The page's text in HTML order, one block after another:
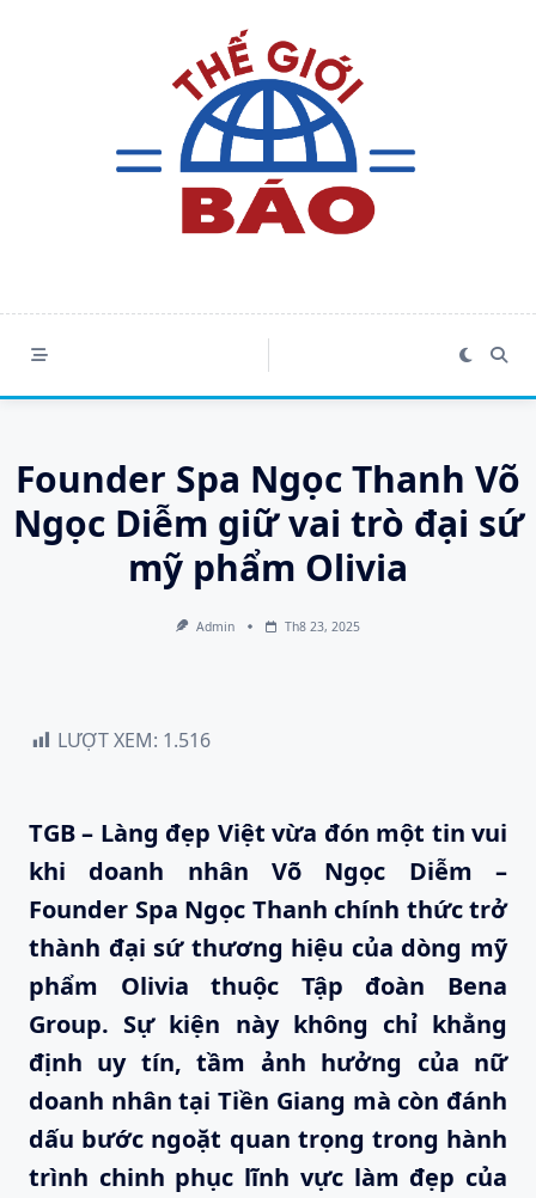
Founder Spa Ngọc Thanh Võ
Ngọc Diễm giữ vai trò đại sứ
mỹ phẩm Olivia
Admin Th8 23, 2025
LƯỢT XEM: 1.516
TGB – Làng đẹp Việt vừa đón một tin vui
khi doanh nhân Võ Ngọc Diễm –
Founder Spa Ngọc Thanh chính thức trở
thành đại sứ thương hiệu của dòng mỹ
phẩm Olivia thuộc Tập đoàn Bena
Group. Sự kiện này không chỉ khẳng
định uy tín, tầm ảnh hưởng của nữ
doanh nhân tại Tiền Giang mà còn đánh
dấu bước ngoặt quan trọng trong hành
trình chinh phục lĩnh vực làm đẹp của